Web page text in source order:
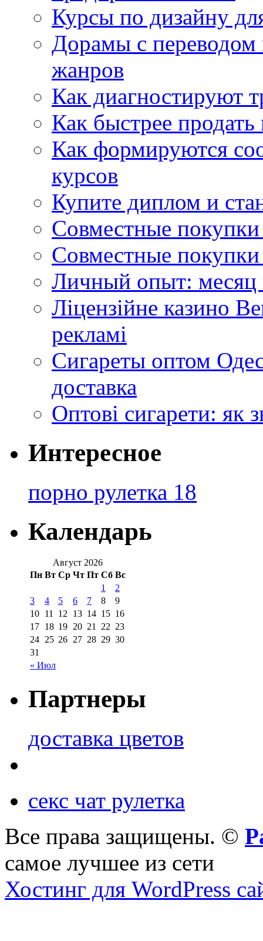
Курсы по дизайну
Дорамы с переводом
жанров
Как диагностируют
Как быстрее
Как формируются
курсов
Купите диплом и
Совместные
Совместные покупки
Личный опыт: месяц
Ліцензійне казино
рекламі
Сигареты оптом
доставка
Оптові сигарети: як
Интересное
порно рулетка 18
Календарь
Август 2026
Пн Вт Ср Чт Пт Сб Вс
« Июл
1
2
3
4 5 6 7 8
9
10 11 12 13 14 15 16
17 18 19 20 21 22 23
24 25 26 27 28 29 30
31
Партнеры
доставка цветов
секс чат рулетка
Все права защищены. ©
самое лучшее из сети
Хостинг для WordPress